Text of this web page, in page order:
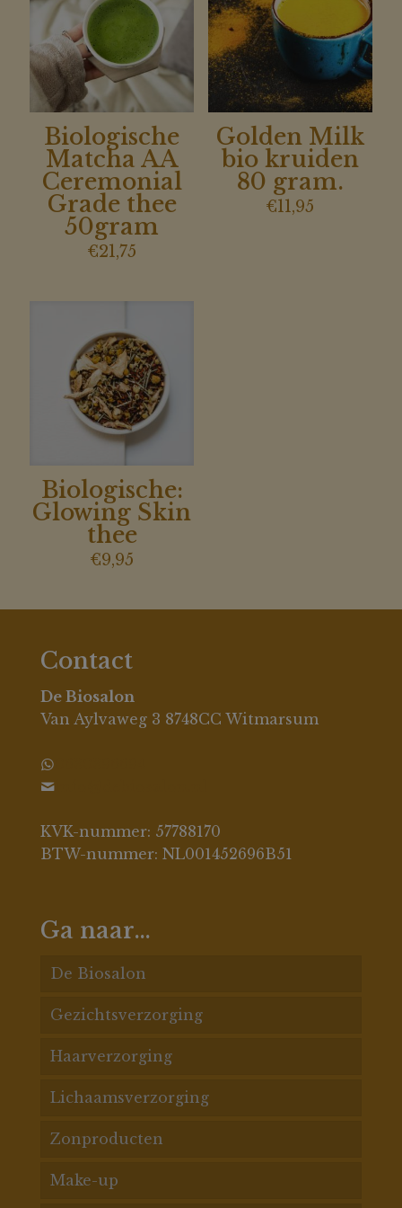
Biologische
Matcha AA
Ceremonial
Grade thee
50gram
€21,75
Golden Milk
bio kruiden
80 gram.
€11,95
Biologische:
Glowing Skin
thee
€9,95
Contact
De Biosalon
Van Aylvaweg 3 8748CC Witmarsum
KVK-nummer: 57788170
BTW-nummer: NL001452696B51
Ga naar…
De Biosalon
De Biosalon behandelingen
Acnespecialisatie
Gezichtsbehandelingen
Massages
Prijslijst
Gezichtsverzorging
Acne huid
Pigment
Rosacea
Anti rimpel
Haarverzorging
Haarconditioners
Haarmaskers
Shampoos
Lichaamsverzorging
Badproducten
Bodylotion
Zonproducten
Gezichtsbescherming
Make-up